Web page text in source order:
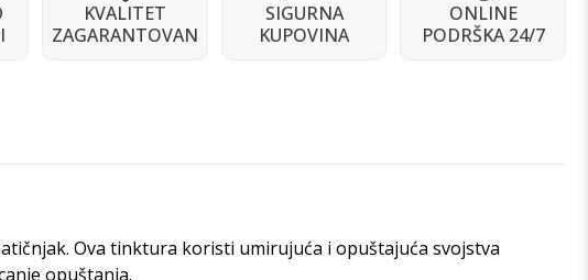
KVALITET
ZAGARANTOVAN
SIGURNA
KUPOVINA
ONLINE
PODRŠKA 24/7
Ova tinktura koristi umirujuća i opuštajuća svojstva
opuštanja.